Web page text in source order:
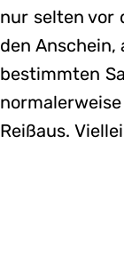
nur selten vor
den Anschein,
bestimmten
Reißaus.